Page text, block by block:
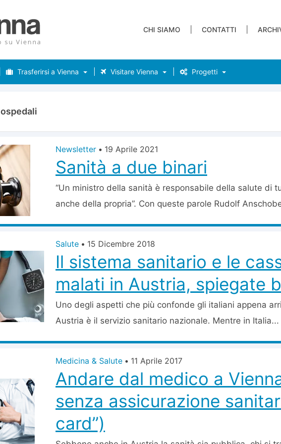
CHI SIAMO CONTATTI
Trasferirsi a Vienna Visitare Vienna Progetti
ospedali
Newsletter • 19 Aprile 2021
Sanità a due binari
“Un ministro della sanità è responsabile della salute di
anche della propria”. Con queste parole Rudolf
Salute • 15 Dicembre 2018
Il sistema sanitario e le
malati in Austria, spiegate
Uno degli aspetti che più confonde gli italiani appena
Austria è il servizio sanitario nazionale. Mentre in Italia...
Medicina & Salute • 11 Aprile 2017
Andare dal medico a
senza assicurazione
card”)